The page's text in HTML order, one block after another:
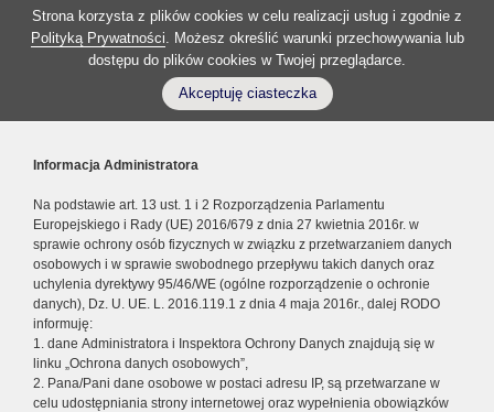
Strona korzysta z plików cookies w celu realizacji usług i zgodnie z
Polityką Prywatności. Możesz określić warunki przechowywania lub
dostępu do plików cookies w Twojej przeglądarce.
Akceptuję ciasteczka
Informacja Administratora
Na podstawie art. 13 ust. 1 i 2 Rozporządzenia Parlamentu
Europejskiego i Rady (UE) 2016/679 z dnia 27 kwietnia 2016r. w
sprawie ochrony osób fizycznych w związku z przetwarzaniem danych
osobowych i w sprawie swobodnego przepływu takich danych oraz
uchylenia dyrektywy 95/46/WE (ogólne rozporządzenie o ochronie
danych), Dz. U. UE. L. 2016.119.1 z dnia 4 maja 2016r., dalej RODO
informuję:
1. dane Administratora i Inspektora Ochrony Danych znajdują się w
linku „Ochrona danych osobowych”,
2. Pana/Pani dane osobowe w postaci adresu IP, są przetwarzane w
celu udostępniania strony internetowej oraz wypełnienia obowiązków